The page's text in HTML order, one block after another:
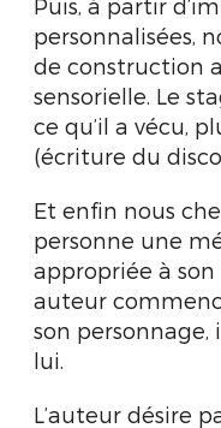
Puis, à partir
personnalisées,
de construction
sensorielle. Le
ce qu’il a vécu,
(écriture du
Et enfin nous
personne une
appropriée à son
auteur
son
lui.
L’auteur désire